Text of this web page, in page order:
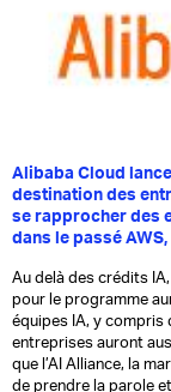
Alibaba Cloud
destination des
se rapprocher des
dans le passé
Au delà des crédits
pour le programme
équipes IA, y compris
entreprises auront
que l’AI Alliance, la
de prendre la parole